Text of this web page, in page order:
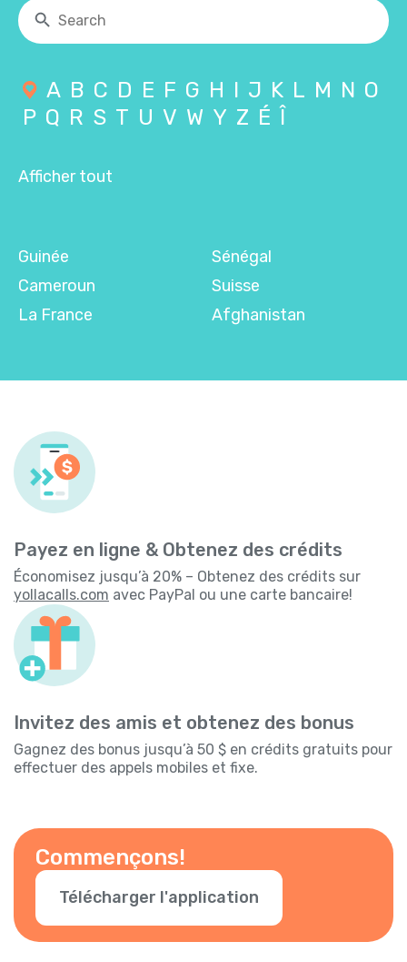
A B C D E F G H I J K L M N O
P Q R S T U V W Y Z É Î
Afficher tout
Guinée
Cameroun
La France
Sénégal
Suisse
Afghanistan
Payez en ligne & Obtenez des crédits
Économisez jusqu’à 20% – Obtenez des crédits sur
yollacalls.com avec PayPal ou une carte bancaire!
Invitez des amis et obtenez des bonus
Gagnez des bonus jusqu’à 50 $ en crédits gratuits pour
effectuer des appels mobiles et fixe.
Commençons!
Télécharger l'application